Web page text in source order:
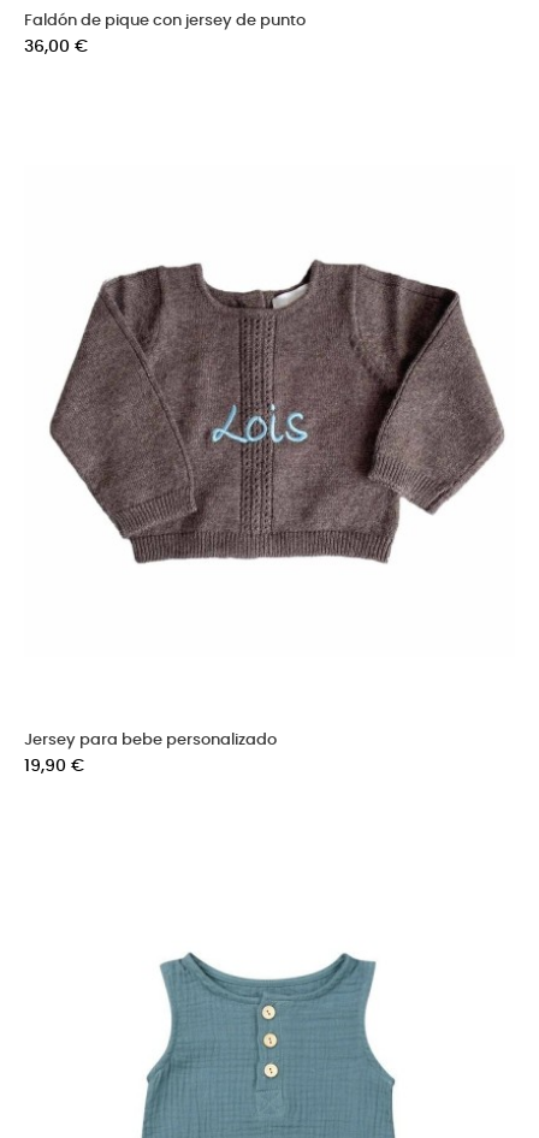
Faldón de pique con jersey de punto
Precio
36,00 €
Jersey para bebe personalizado
Precio
19,90 €